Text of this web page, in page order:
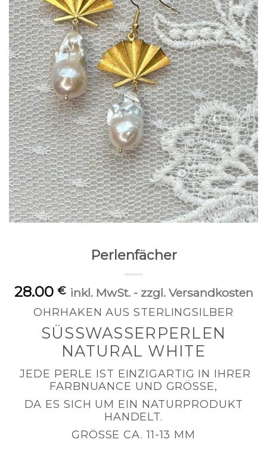
Perlenfächer
28.00 € inkl. MwSt. - zzgl. Versandkosten
OHRHAKEN AUS STERLINGSILBER
SÜSSWASSERPERLEN
NATURAL WHITE
JEDE PERLE IST EINZIGARTIG IN IHRER
FARBNUANCE UND GRÖSSE,
DA ES SICH UM EIN NATURPRODUKT
HANDELT.
GRÖSSE CA. 11-13 MM